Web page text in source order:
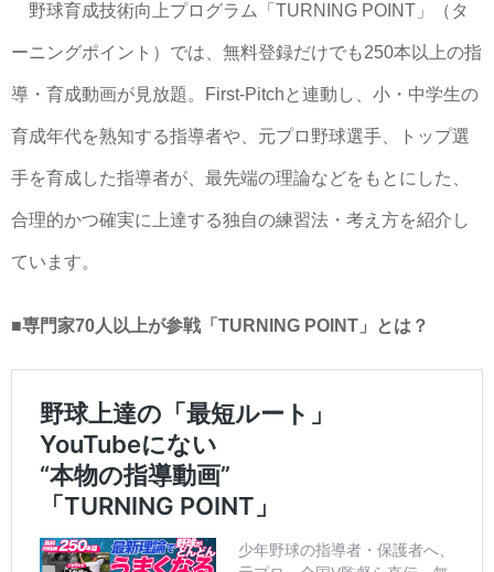
野球育成技術向上プログラム「TURNING POINT」（タ
ーニングポイント）では、無料登録だけでも250本以上の指
導・育成動画が見放題。First-Pitchと連動し、小・中学生の
育成年代を熟知する指導者や、元プロ野球選手、トップ選
手を育成した指導者が、最先端の理論などをもとにした、
合理的かつ確実に上達する独自の練習法・考え方を紹介し
ています。
■専門家70人以上が参戦「TURNING POINT」とは？